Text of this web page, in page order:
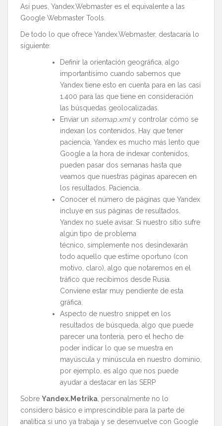
Así pues, Yandex.Webmaster es el equivalente a las
Google Webmaster Tools.
De todo lo que ofrece Yandex.Webmaster, destacaría lo
siguiente:
Definir la orientación geográfica, algo
importantísimo cuando sabemos que
Yandex tiene esto en cuenta para en las casi
1.400 para las que tiene en consideración
las búsquedas geolocalizadas.
Enviar un sitemap.xmly controlar cómo se
indexan los contenidos. Hay que tener
paciencia, Yandex es mucho más lento que
Google a la hora de indexar contenidos,
pueden pasar dos semanas hasta que
veamos que nuestras páginas aparecen en
los resultados. Paciencia.
Conocer el número de páginas que Yandex
incluye en sus páginas de resultados.
Yandex no suele avisar. Si nuestro sitio sufre
algún tipo de problema
técnico, simplemente nos desindexarán
todo aquello que estime oportuno (con
motivo, claro), algo que notaremos en el
tráfico que recibimos desde Rusia.
Conviene estar muy pendiente de esta
gráfica.
Aspecto de nuestro snippet en los
resultados de búsqueda, algo que puede
parecer una tontería, pero el hecho de
poder indicar lo que se muestra en
mayúscula y minúscula en nuestro dominio,
por ejemplo, es algo que nos puede
ayudar a destacar en las SERP
Sobre Yandex.Metrika, personalmente no lo
considero básico e imprescindible para la parte de
analítica si uno ya trabaja y se desenvuelve con Google